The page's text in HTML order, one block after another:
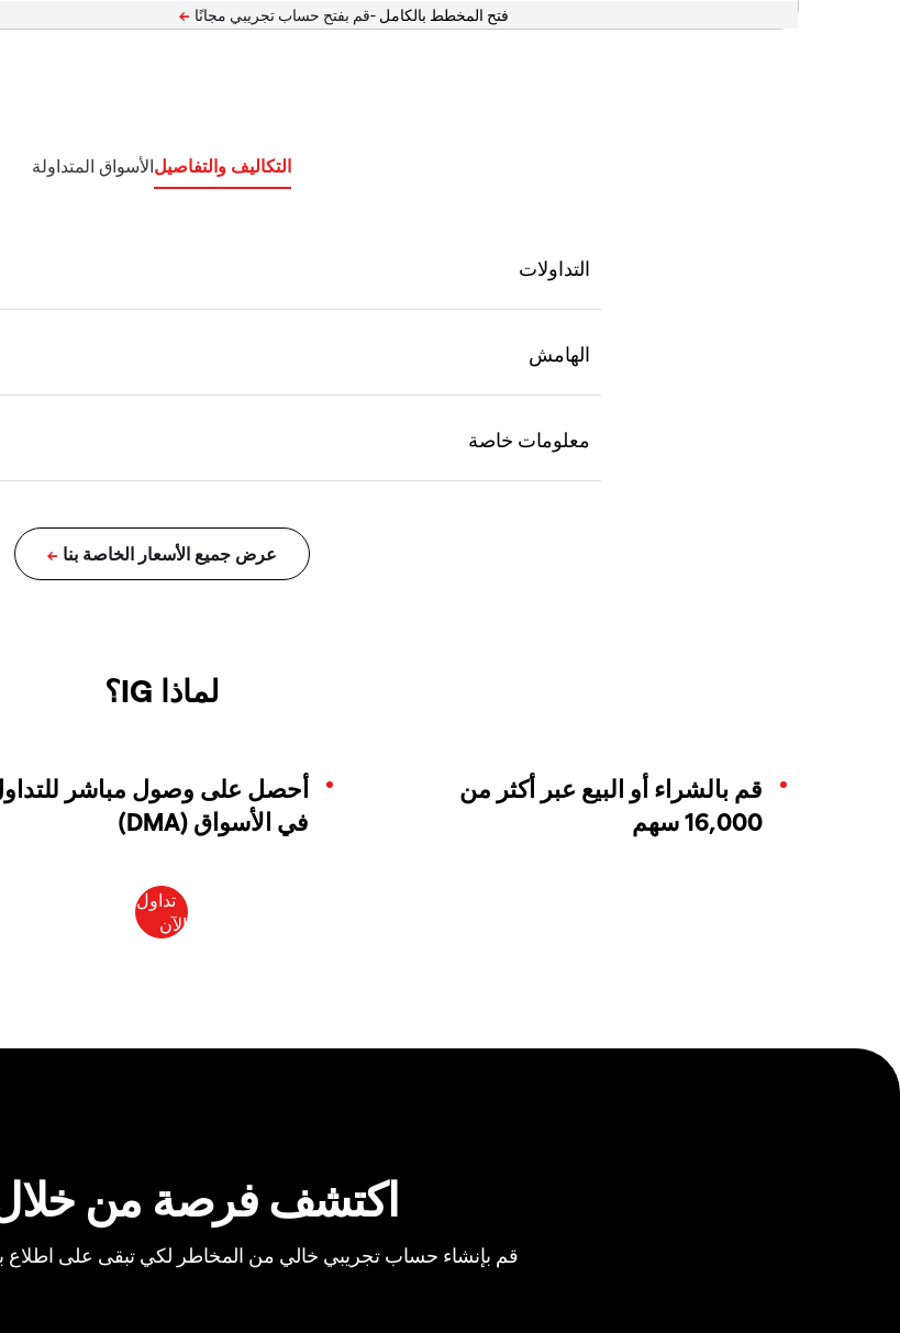
فتح المخطط بالكامل -
التكاليف والتفاصيلالأسواق المتداولة
لماذا IG؟
قم بالشراء أو البيع عبر أكثر من
16,000 سهم
أحصل على وصول مباشر
في الأسواق (DMA)
اكتشف فرصة من
قم بإنشاء حساب تجريبي خالي من المخاطر لكي تبقى على اطلاع